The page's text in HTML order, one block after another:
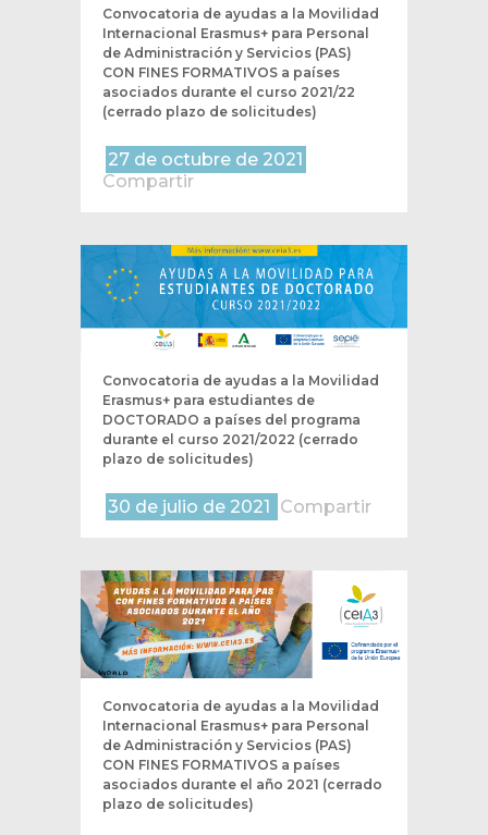
Convocatoria de ayudas a la Movilidad
Internacional Erasmus+ para Personal
de Administración y Servicios (PAS)
CON FINES FORMATIVOS a países
asociados durante el curso 2021/22
(cerrado plazo de solicitudes)
27 de octubre de 2021
Compartir
Convocatoria de ayudas a la Movilidad
Erasmus+ para estudiantes de
DOCTORADO a países del programa
durante el curso 2021/2022 (cerrado
plazo de solicitudes)
30 de julio de 2021 Compartir
Convocatoria de ayudas a la Movilidad
Internacional Erasmus+ para Personal
de Administración y Servicios (PAS)
CON FINES FORMATIVOS a países
asociados durante el año 2021 (cerrado
plazo de solicitudes)